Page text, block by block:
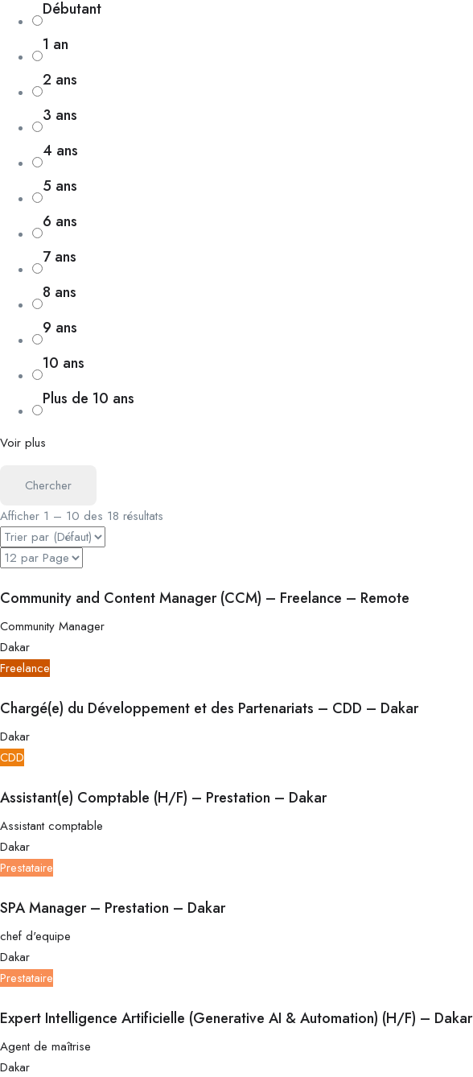
Débutant
1 an
2 ans
3 ans
4 ans
5 ans
6 ans
7 ans
8 ans
9 ans
10 ans
Plus de 10 ans
Voir plus
Chercher
Afficher 1 – 10 des 18 résultats
Community and Content Manager (CCM) – Freelance – Remote
Community Manager
Dakar
Freelance
Chargé(e) du Développement et des Partenariats – CDD – Dakar
Dakar
CDD
Assistant(e) Comptable (H/F) – Prestation – Dakar
Assistant comptable
Dakar
Prestataire
SPA Manager – Prestation – Dakar
chef d'equipe
Dakar
Prestataire
Expert Intelligence Artificielle (Generative AI & Automation) (H/F) – Dakar
Agent de maîtrise
Dakar